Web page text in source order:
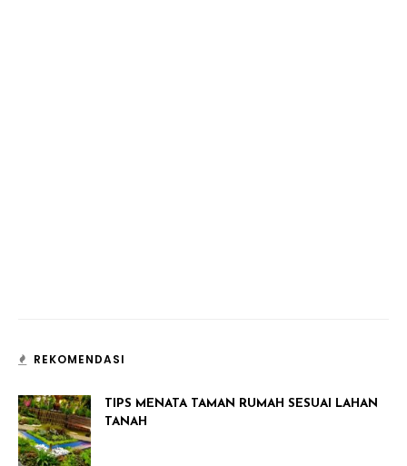
REKOMENDASI
TIPS MENATA TAMAN RUMAH SESUAI LAHAN
TANAH